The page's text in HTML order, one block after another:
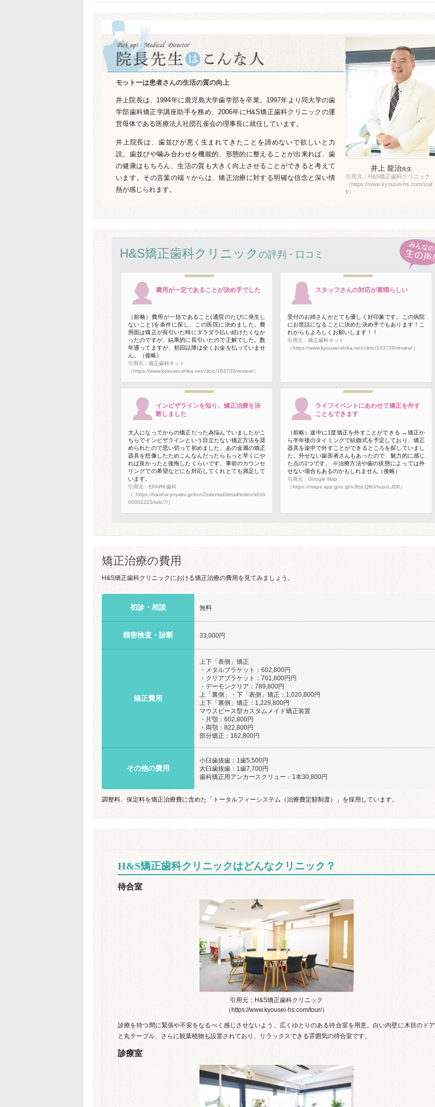
井上 龍治先生
引用元：H&S矯正歯科クリニック
（https://www.kyousei-hs.com/staf
f/）
モットーは患者さんの生活の質の向上
井上院長は、1994年に鹿児島大学歯学部を卒業。1997年より同大学の歯
学部歯科矯正学講座助手を務め、2006年にH&S矯正歯科クリニックの運
営母体である医療法人社団孔雀会の理事長に就任しています。
井上院長は、歯並びが悪く生まれてきたことを諦めないで欲しいと力
説。歯並びや噛み合わせを機能的、形態的に整えることが出来れば、歯
の健康はもちろん、生活の質も大きく向上させることができると考えて
います。その言葉の端々からは、矯正治療に対する明確な信念と深い情
熱が感じられます。
H&S矯正歯科クリニック の評判・口コミ
費用が一定であることが決め手でした
（前略）費用が一括であること(通院のたびに発生し
ないこと)を条件に探し、この医院に決めました。費
用面は矯正が長引いた時にダラダラ払い続けたくなか
ったのですが、結果的に長引いたので正解でした。数
年通ってますが、初回以降は全くお金を払っていませ
ん。（後略）
引用元：矯正歯科ネット
（https://www.kyousei-shika.net/clinic/163739/review/）
スタッフさんの対応が素晴らしい
受付のお姉さんがとても優しく好印象です。この病院
にお世話になることに決めた決め手でもあります！こ
れからもよろしくお願いします！！
引用元：矯正歯科ネット
（https://www.kyousei-shika.net/clinic/163739/review/）
インビザラインを知り、矯正治療を決
断しました
大人になってからの矯正だった為悩んでいましたがこ
ちらでインビザラインという目立たない矯正方法を奨
められたので思い切って初めました。あの金属の矯正
器具を想像したためこんなんだったらもっと早くにや
れば良かったと後悔したくらいです。事前のカウンセ
リングでの希望などにも対応してくれとても満足して
います。
引用元：EPARK歯科
（https://haisha-yoyaku.jp/bun2sdental/detail/index/id/z0
00002223/tab/7/）
ライフイベントにあわせて矯正を外す
こともできます
（前略）途中に1度矯正を外すことができる →矯正か
ら半年後のタイミングで結婚式を予定しており、矯正
器具を途中で外すことができるところを探していまし
た。外せない歯医者さんもあったので、魅力的に感じ
た点の1つです。 ※治療方法や歯の状態によっては外
せない場合もあるのかもしれません（後略）
引用元：Google Map
（https://maps.app.goo.gl/xJ8yLQfbVtuooLJD8）
矯正治療の費用
H&S矯正歯科クリニックにおける矯正治療の費用を見てみましょう。
初診・相談 無料
精密検査・診断 33,000円
矯正費用
上下「表側」矯正
・メタルブラケット：602,800円
・クリアブラケット：701,800円円
・デーモンクリア：789,800円
上「裏側」・下「表側」矯正：1,020,800円
上下「裏側」矯正：1,229,800円
マウスピース型カスタムメイド矯正装置
・片顎：602,800円
・両顎：822,800円
部分矯正：162,800円
その他の費用
小臼歯抜歯：1歯5,500円
大臼歯抜歯：1歯7,700円
歯科矯正用アンカースクリュー：1本30,800円
調整料、保定料を矯正治療費に含めた「トータルフィーシステム（治療費定額制度）」を採用しています。
H&S矯正歯科クリニックはどんなクリニック？
待合室
引用元：H&S矯正歯科クリニック
（https://www.kyousei-hs.com/tour/）
診療を待つ間に緊張や不安をなるべく感じさせないよう、広くゆとりのある待合室を用意。白い内壁に木目のドア
と丸テーブル、さらに観葉植物も設置されており、リラックスできる雰囲気の待合室です。
診療室